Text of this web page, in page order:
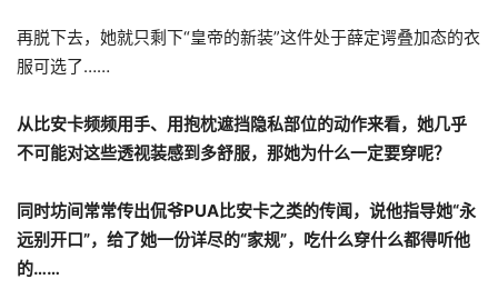
再脱下去，她就只剩下“皇帝的新装”这件处于薛定谔叠加态的衣
服可选了……
从比安卡频频用手、用抱枕遮挡隐私部位的动作来看，她几乎
不可能对这些透视装感到多舒服，那她为什么一定要穿呢？
同时坊间常常传出侃爷PUA比安卡之类的传闻，说他指导她“永
远别开口”，给了她一份详尽的“家规”，吃什么穿什么都得听他
的……